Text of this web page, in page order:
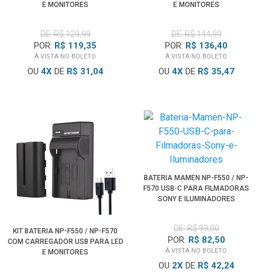
E MONITORES
DE: R$ 129,99
POR: R$ 119,35
À VISTA NO BOLETO
OU 4XDE R$ 31,04
E MONITORES
DE: R$ 144,99
POR: R$ 136,40
À VISTA NO BOLETO
OU 4XDE R$ 35,47
KIT BATERIA NP-F550 / NP-F570
COM CARREGADOR USB PARA LED
E MONITORES
BATERIA MAMEN NP-F550 / NP-
F570 USB-C PARA FILMADORAS
SONY E ILUMINADORES
DE: R$ 99,00
POR: R$ 82,50
À VISTA NO BOLETO
OU 2XDE R$ 42,24